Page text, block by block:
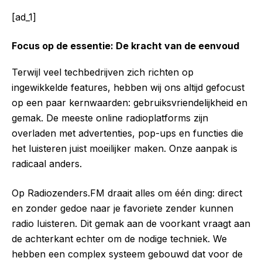
[ad_1]
Focus op de essentie: De kracht van de eenvoud
Terwijl veel techbedrijven zich richten op
ingewikkelde features, hebben wij ons altijd gefocust
op een paar kernwaarden: gebruiksvriendelijkheid en
gemak. De meeste online radioplatforms zijn
overladen met advertenties, pop-ups en functies die
het luisteren juist moeilijker maken. Onze aanpak is
radicaal anders.
Op Radiozenders.FM draait alles om één ding: direct
en zonder gedoe naar je favoriete zender kunnen
radio luisteren. Dit gemak aan de voorkant vraagt aan
de achterkant echter om de nodige techniek. We
hebben een complex systeem gebouwd dat voor de